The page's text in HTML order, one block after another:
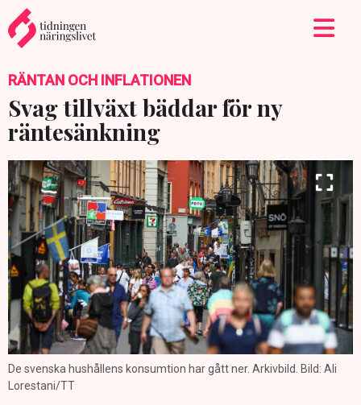
RÄNTAN OCH INFLATIONEN
Svag tillväxt bäddar för ny
räntesänkning
De svenska hushållens konsumtion har gått ner. Arkivbild. Bild: Ali
Lorestani/TT